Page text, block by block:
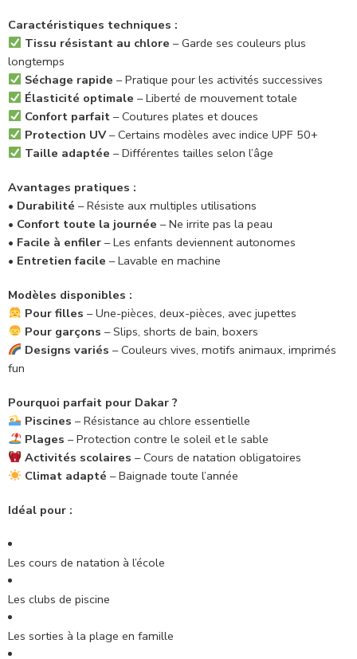
Caractéristiques techniques :
Tissu résistant au chlore – Garde ses couleurs plus
longtemps
Séchage rapide – Pratique pour les activités successives
Élasticité optimale – Liberté de mouvement totale
Confort parfait– Coutures plates et douces
Protection UV– Certains modèles avec indice UPF 50+
Taille adaptée – Différentes tailles selon l’âge
Avantages pratiques :
• Durabilité – Résiste aux multiples utilisations
• Confort toute la journée – Ne irrite pas la peau
• Facile à enfiler – Les enfants deviennent autonomes
• Entretien facile – Lavable en machine
Modèles disponibles :
Pour filles – Une-pièces, deux-pièces, avec jupettes
Pour garçons – Slips, shorts de bain, boxers
Designs variés – Couleurs vives, motifs animaux, imprimés
fun
Pourquoi parfait pour Dakar ?
Piscines – Résistance au chlore essentielle
Plages – Protection contre le soleil et le sable
Activités scolaires – Cours de natation obligatoires
Climat adapté – Baignade toute l’année
Idéal pour :
Les cours de natation à l’école
Les clubs de piscine
Les sorties à la plage en famille